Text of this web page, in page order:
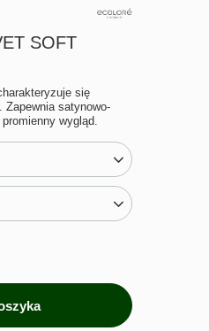
SOFT
się
Zapewnia satynowo-
wygląd.